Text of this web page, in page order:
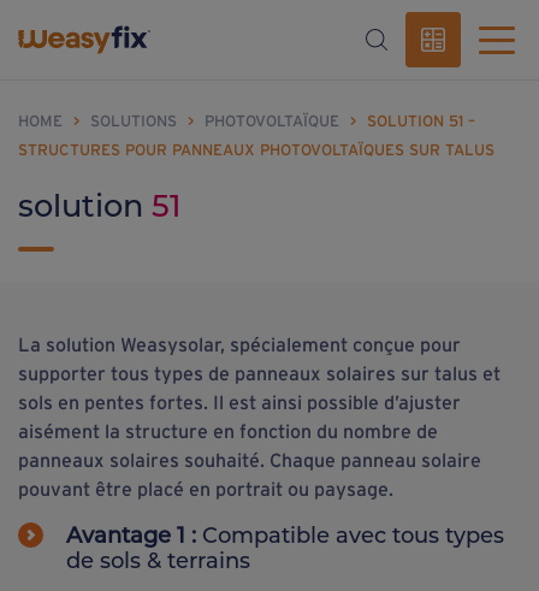
HOME > SOLUTIONS > PHOTOVOLTAÏQUE >
SOLUTION 51 –
STRUCTURES POUR PANNEAUX PHOTOVOLTAÏQUES SUR TALUS
solution 51
La solution Weasysolar, spécialement conçue pour
supporter tous types de panneaux solaires sur talus et
sols en pentes fortes. Il est ainsi possible d’ajuster
aisément la structure en fonction du nombre de
panneaux solaires souhaité. Chaque panneau solaire
pouvant être placé en portrait ou paysage.
Avantage 1 : Compatible avec tous types
de sols & terrains